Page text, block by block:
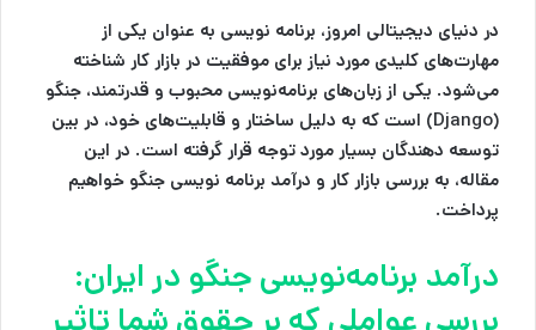
در دنیای دیجیتالی امروز، برنامه نویسی به عنوان یکی از
مهارت‌های کلیدی مورد نیاز برای موفقیت در بازار کار شناخته
می‌شود. یکی از زبان‌های برنامه‌نویسی محبوب و قدرتمند، جنگو
(Django) است که به دلیل ساختار و قابلیت‌های خود، در بین
توسعه دهندگان بسیار مورد توجه قرار گرفته است. در این
مقاله، به بررسی بازار کار و درآمد برنامه نویسی جنگو خواهیم
پرداخت.
درآمد برنامه‌نویسی جنگو در ایران: